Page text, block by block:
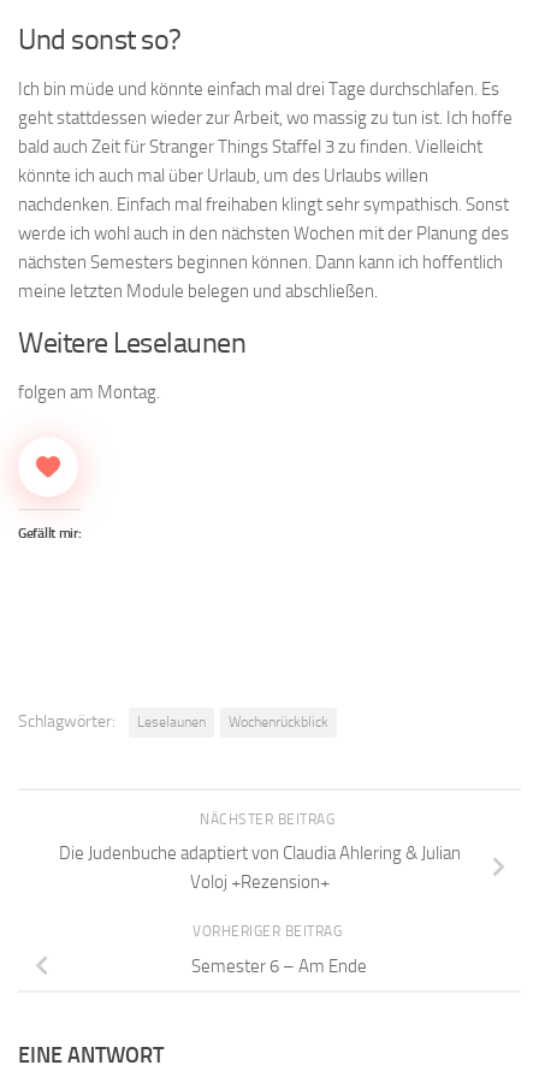
Und sonst so?
Ich bin müde und könnte einfach mal drei Tage durchschlafen. Es
geht stattdessen wieder zur Arbeit, wo massig zu tun ist. Ich hoffe
bald auch Zeit für Stranger Things Staffel 3 zu finden. Vielleicht
könnte ich auch mal über Urlaub, um des Urlaubs willen
nachdenken. Einfach mal freihaben klingt sehr sympathisch. Sonst
werde ich wohl auch in den nächsten Wochen mit der Planung des
nächsten Semesters beginnen können. Dann kann ich hoffentlich
meine letzten Module belegen und abschließen.
Weitere Leselaunen
folgen am Montag.
Gefällt mir:
Schlagwörter: Leselaunen Wochenrückblick
NÄCHSTER BEITRAG
Die Judenbuche adaptiert von Claudia Ahlering & Julian
Voloj +Rezension+
VORHERIGER BEITRAG
Semester 6 – Am Ende
EINE ANTWORT